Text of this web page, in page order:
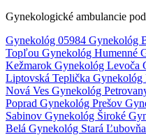
Gynekologické ambulancie
Gynekológ 05984 Gynekológ
Topľou Gynekológ Humenné
Kežmarok Gynekológ Levoča
Liptovská Teplička Gynekológ
Nová Ves Gynekológ
Poprad Gynekológ Prešov
Sabinov Gynekológ Široké
Belá Gynekológ Stará Ľubovňa